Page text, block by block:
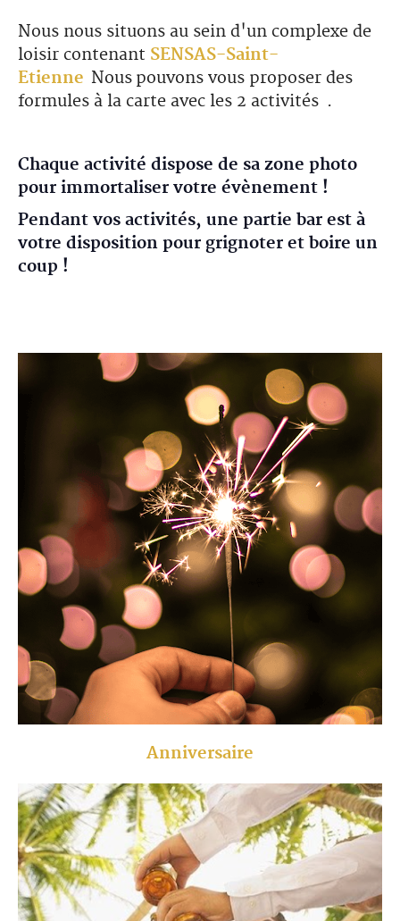
Nous nous situons au sein d'un complexe de
loisir contenant SENSAS-Saint-
Etienne Nous pouvons vous proposer des
formules à la carte avec les 2 activités .
Chaque activité dispose de sa zone photo
pour immortaliser votre évènement !
Pendant vos activités, une partie bar est à
votre disposition pour grignoter et boire un
coup !
Anniversaire